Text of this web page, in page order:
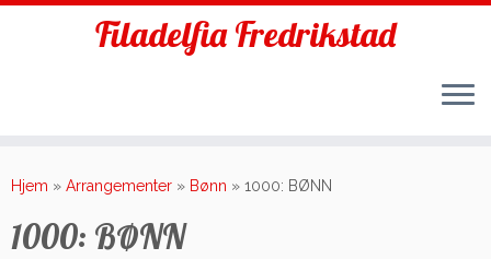
to
Filadelfia Fredrikstad
Hjem » Arrangementer » Bønn » 1000: BØNN
1000: BØNN